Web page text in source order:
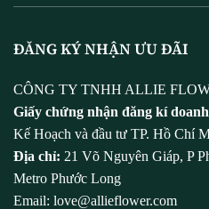
ĐĂNG KÝ NHẬN ƯU ĐÃI
CÔNG TY TNHH ALLIE
Giấy chứng nhận đăng kí
Kế Hoạch và đầu tư TP. Hồ Chí
Địa chỉ: 21 Võ Nguyên Giáp, P
Metro Phước Long
Email: love@allieflower.com